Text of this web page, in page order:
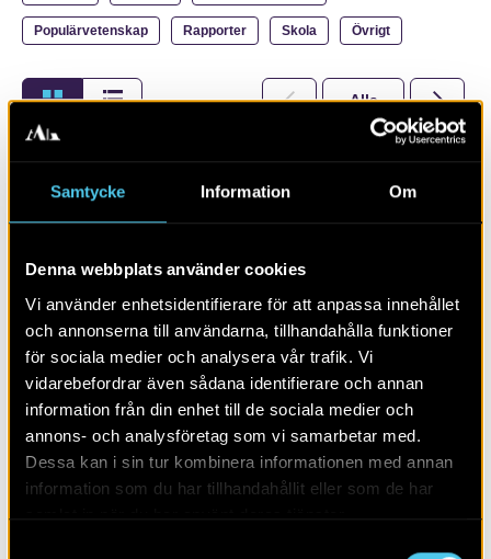
Samtycke Information Om
Denna webbplats använder cookies
Vi använder enhetsidentifierare för att anpassa innehållet
och annonserna till användarna, tillhandahålla funktioner
för sociala medier och analysera vår trafik. Vi
vidarebefordrar även sådana identifierare och annan
information från din enhet till de sociala medier och
annons- och analysföretag som vi samarbetar med.
Dessa kan i sin tur kombinera informationen med annan
information som du har tillhandahållit eller som de har
Populärvetenskap Rapporter Skola Övrigt
Alla 2026
RAPPORT 2014:169
Arkeologisk utredning i Stockevik